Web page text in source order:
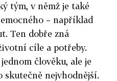
tým, v němž je také
– například
Ten dobře zná
cíle a potřeby.
člověku, ale je
skutečně nejvhodnější.